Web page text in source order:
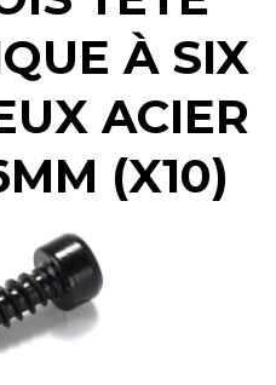
À SIX
ACIER
(X10)